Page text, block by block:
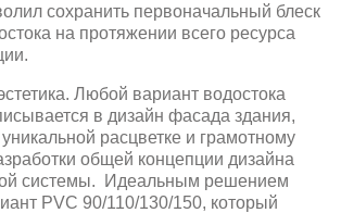
сохранить первоначальный блеск
на протяжении всего ресурса
Любой вариант водостока
в дизайн фасада здания,
расцветке и грамотному
общей концепции дизайна
системы. Идеальным решением
PVC 90/110/130/150, который